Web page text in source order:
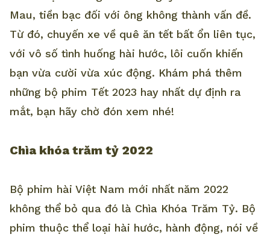
Mau, tiền bạc đối với ông không thành vấn đề.
Từ đó, chuyến xe về quê ăn tết bất ổn liên tục,
với vô số tình huống hài hước, lôi cuốn khiến
bạn vừa cười vừa xúc động. Khám phá thêm
những bộ phim Tết 2023 hay nhất dự định ra
mắt, bạn hãy chờ đón xem nhé!
Chìa khóa trăm tỷ 2022
Bộ phim hài Việt Nam mới nhất năm 2022
không thể bỏ qua đó là Chìa Khóa Trăm Tỷ. Bộ
phim thuộc thể loại hài hước, hành động, nói về